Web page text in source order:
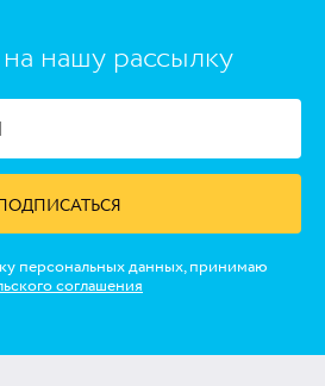
нашу рассылку
персональных данных, принимаю
соглашения